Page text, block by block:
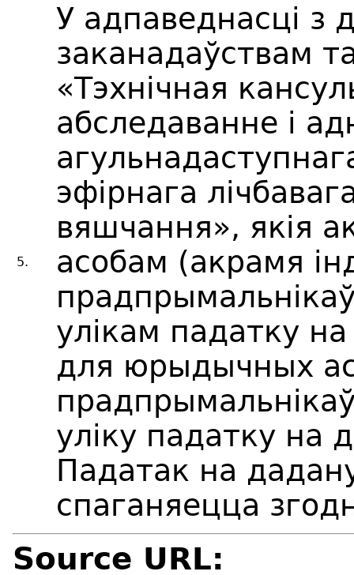
5.
У адпаведнасці з
заканадаўствам
«Тэхнічная
абследаванне і
эфірнага
вяшчання», якія
асобам (акрамя
улікам падатку
для юрыдычных
уліку падатку на
Падатак на
спаганяецца
Source URL: